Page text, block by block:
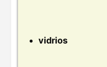
vidrios